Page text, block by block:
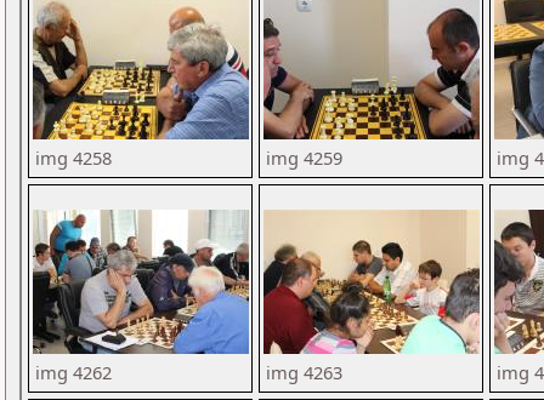
img 4258 img 4259 img
img 4262 img 4263 img